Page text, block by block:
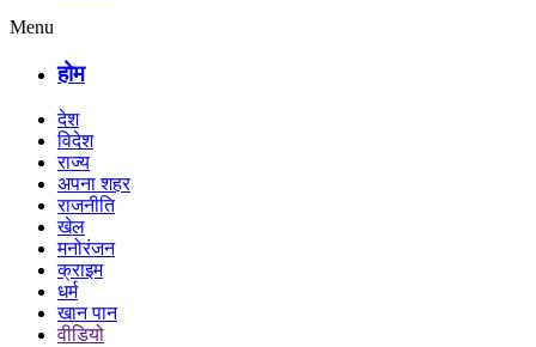
Menu
होम
देश
विदेश
राज्य
अपना शहर
राजनीति
खेल
मनोरंजन
क्राइम
धर्म
खान पान
वीडियो